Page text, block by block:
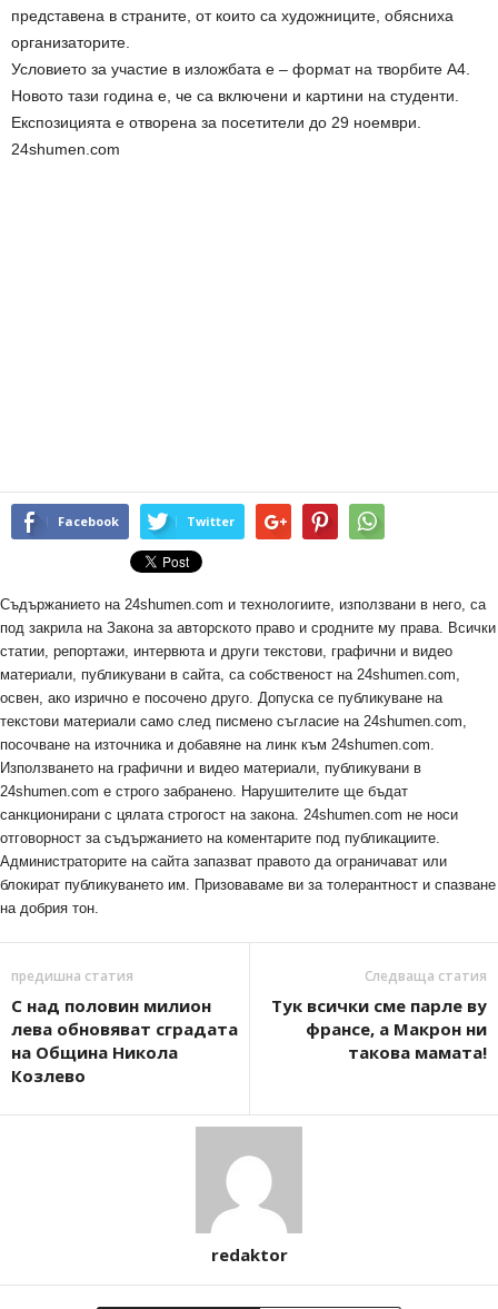
представена в страните, от които са художниците, обясниха
организаторите.
Условието за участие в изложбата е – формат на творбите А4.
Новото тази година е, че са включени и картини на студенти.
Експозицията е отворена за посетители до 29 ноември.
24shumen.com
Facebook Twitter
Съдържанието на 24shumen.com и технологиите, използвани в него, са
под закрила на Закона за авторското право и сродните му права. Всички
статии, репортажи, интервюта и други текстови, графични и видео
материали, публикувани в сайта, са собственост на 24shumen.com,
освен, ако изрично е посочено друго. Допуска се публикуване на
текстови материали само след писмено съгласие на 24shumen.com,
посочване на източника и добавяне на линк към 24shumen.com.
Използването на графични и видео материали, публикувани в
24shumen.com е строго забранено. Нарушителите ще бъдат
санкционирани с цялата строгост на закона. 24shumen.com не носи
отговорност за съдържанието на коментарите под публикациите.
Администраторите на сайта запазват правото да ограничават или
блокират публикуването им. Призоваваме ви за толерантност и спазване
на добрия тон.
предишна статия
С над половин милион
лева обновяват сградата
на Община Никола
Козлево
Следваща статия
Тук всички сме парле ву
франсе, а Макрон ни
такова мамата!
redaktor